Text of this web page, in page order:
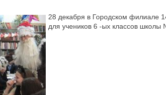
28 декабря в Городском филиале
для учеников 6 -ых классов школы